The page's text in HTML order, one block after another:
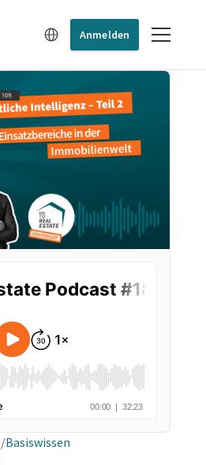
Anmelden
Basiswissen